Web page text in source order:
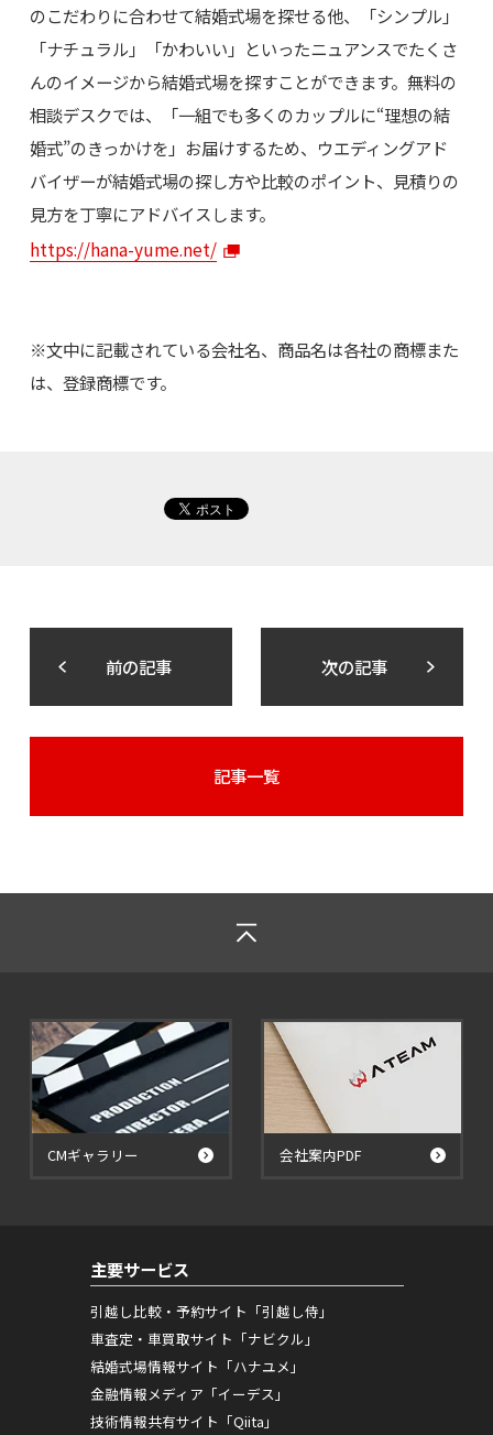
のこだわりに合わせて結婚式場を探せる他、「シンプル」
「ナチュラル」「かわいい」といったニュアンスでたくさ
んのイメージから結婚式場を探すことができます。無料の
相談デスクでは、「一組でも多くのカップルに“理想の結
婚式”のきっかけを」お届けするため、ウエディングアド
バイザーが結婚式場の探し方や比較のポイント、見積りの
見方を丁寧にアドバイスします。
https://hana-yume.net/
※文中に記載されている会社名、商品名は各社の商標また
は、登録商標です。
前の記事 次の記事
記事一覧
CMギャラリー 会社案内PDF
主要サービス
引越し比較・予約サイト「引越し侍」
車査定・車買取サイト「ナビクル」
結婚式場情報サイト「ハナユメ」
金融情報メディア「イーデス」
技術情報共有サイト「Qiita」